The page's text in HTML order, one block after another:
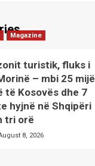
Magazine
turistik, fluks i
– mbi 25 mijë
të Kosovës dhe 7
hyjnë në Shqipëri
tri orë
8, 2026